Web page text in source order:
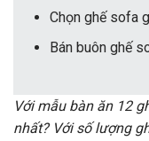
Chọn ghế sofa
Bán buôn ghế
Với mẫu bàn ăn 12
nhất? Với số lượng